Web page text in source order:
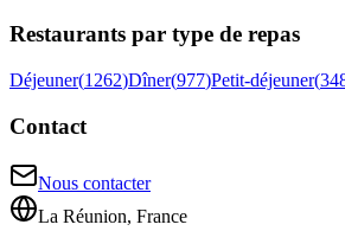
Restaurants par type de repas
Déjeuner(1262)Dîner(977)Petit-déjeuner(
Contact
Nous contacter
La Réunion, France